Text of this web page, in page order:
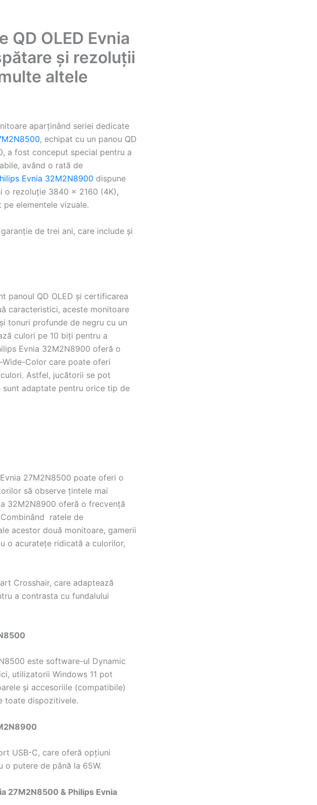
QD OLED Evnia
și rezoluții
altele
aparținând seriei dedicate
, echipat cu un panou QD
a fost conceput special pentru a
având o rată de
Evnia 32M2N8900 dispune
o rezoluție 3840 x 2160 (4K),
elementele vizuale.
de trei ani, care include și
panoul QD OLED și certificarea
caracteristici, aceste monitoare
tonuri profunde de negru cu un
culori pe 10 biți pentru a
Evnia 32M2N8900 oferă o
Color care poate oferi
Astfel, jucătorii se pot
adaptate pentru orice tip de
27M2N8500 poate oferi o
să observe țintele mai
32M2N8900 oferă o frecvență
ratele de
acestor două monitoare, gamerii
o acuratețe ridicată a culorilor,
Crosshair, care adaptează
a contrasta cu fundalului
este software-ul Dynamic
utilizatorii Windows 11 pot
și accesoriile (compatibile)
toate dispozitivele.
USB-C, care oferă opțiuni
putere de până la 65W.
27M2N8500 & Philips Evnia